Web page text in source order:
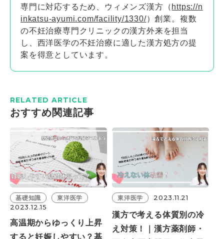
専門に対応するため、ウィメンズ漢方（ https://n
inkatsu-ayumi.com/facility/1330/）創業。複数
の不妊治療専門クリニックの漢方外来を担当
し、西洋医学の不妊治療に適した漢方処方の提
案を得意としています。
RELATED ARTICLE
おすすめ関連記事
基礎知識 東洋医学
2023.12.15
高温期からゆっくり上昇
すると妊娠しやすい？基
東洋医学 2023.11.21
漢方で考える体質別の冷
え対策！｜漢方薬剤師・